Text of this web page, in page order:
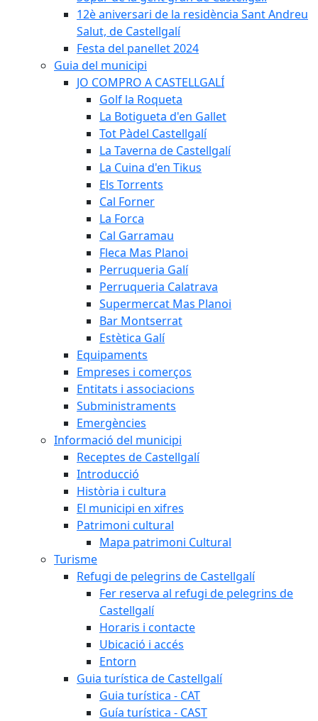
12è aniversari de la residència Sant Andreu
Salut, de Castellgalí
Festa del panellet 2024
Guia del municipi
JO COMPRO A CASTELLGALÍ
Golf la Roqueta
La Botigueta d'en Gallet
Tot Pàdel Castellgalí
La Taverna de Castellgalí
La Cuina d'en Tikus
Els Torrents
Cal Forner
La Forca
Cal Garramau
Fleca Mas Planoi
Perruqueria Galí
Perruqueria Calatrava
Supermercat Mas Planoi
Bar Montserrat
Estètica Galí
Equipaments
Empreses i comerços
Entitats i associacions
Subministraments
Emergències
Informació del municipi
Receptes de Castellgalí
Introducció
Història i cultura
El municipi en xifres
Patrimoni cultural
Mapa patrimoni Cultural
Turisme
Refugi de pelegrins de Castellgalí
Fer reserva al refugi de pelegrins de
Castellgalí
Horaris i contacte
Ubicació i accés
Entorn
Guia turística de Castellgalí
Guia turística - CAT
Guía turística - CAST